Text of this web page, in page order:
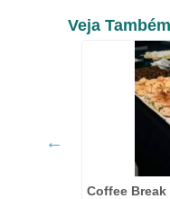
Veja Também
Coffee Break